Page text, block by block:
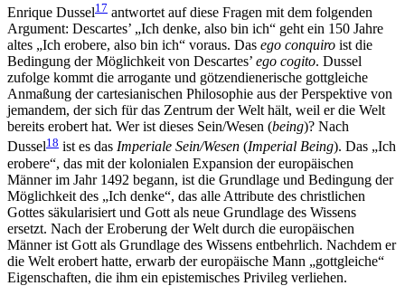
Enrique Dussel17 antwortet auf diese Fragen mit dem folgenden
Argument: Descartes’ „Ich denke, also bin ich“ geht ein 150 Jahre
altes „Ich erobere, also bin ich“ voraus. Das ego conquiro ist die
Bedingung der Möglichkeit von Descartes’ ego cogito. Dussel
zufolge kommt die arrogante und götzendienerische gottgleiche
Anmaßung der cartesianischen Philosophie aus der Perspektive von
jemandem, der sich für das Zentrum der Welt hält, weil er die Welt
bereits erobert hat. Wer ist dieses Sein/​Wesen (being)? Nach
Dussel18 ist es das Imperiale Sein/Wesen (Imperial Being). Das „Ich
erobere“, das mit der kolonialen Expansion der europäischen
Männer im Jahr 1492 begann, ist die Grundlage und Bedingung der
Möglichkeit des „Ich denke“, das alle Attribute des christlichen
Gottes säkularisiert und Gott als neue Grundlage des Wissens
ersetzt. Nach der Eroberung der Welt durch die europäischen
Männer ist Gott als Grundlage des Wissens entbehrlich. Nachdem er
die Welt erobert hatte, erwarb der europäische Mann „gottgleiche“
Eigenschaften, die ihm ein epistemisches Privileg verliehen.